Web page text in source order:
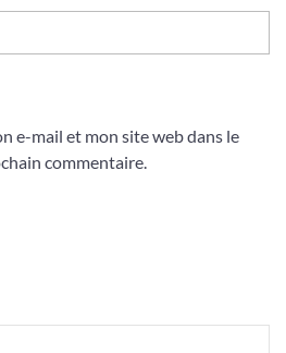
e-mail et mon site web dans le
commentaire.